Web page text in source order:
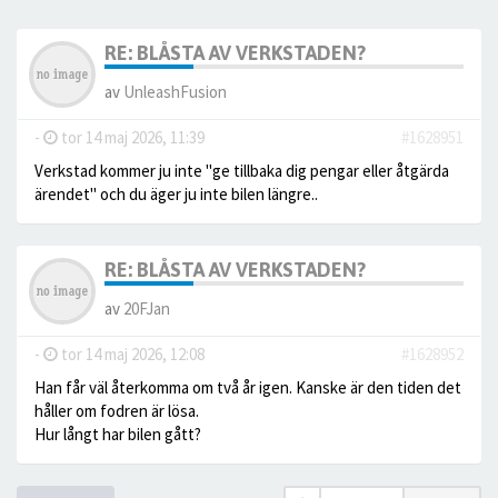
RE: BLÅSTA AV VERKSTADEN?
av UnleashFusion
- tor 14 maj 2026, 11:39
#1628951
Verkstad kommer ju inte "ge tillbaka dig pengar eller åtgärda
ärendet" och du äger ju inte bilen längre..
RE: BLÅSTA AV VERKSTADEN?
av 20FJan
- tor 14 maj 2026, 12:08
#1628952
Han får väl återkomma om två år igen. Kanske är den tiden det
håller om fodren är lösa.
Hur långt har bilen gått?